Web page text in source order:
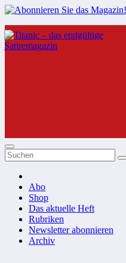
Zum
Inhalt
springen
Abo
Shop
Das aktuelle Heft
Rubriken
Newsletter abonnieren
Archiv